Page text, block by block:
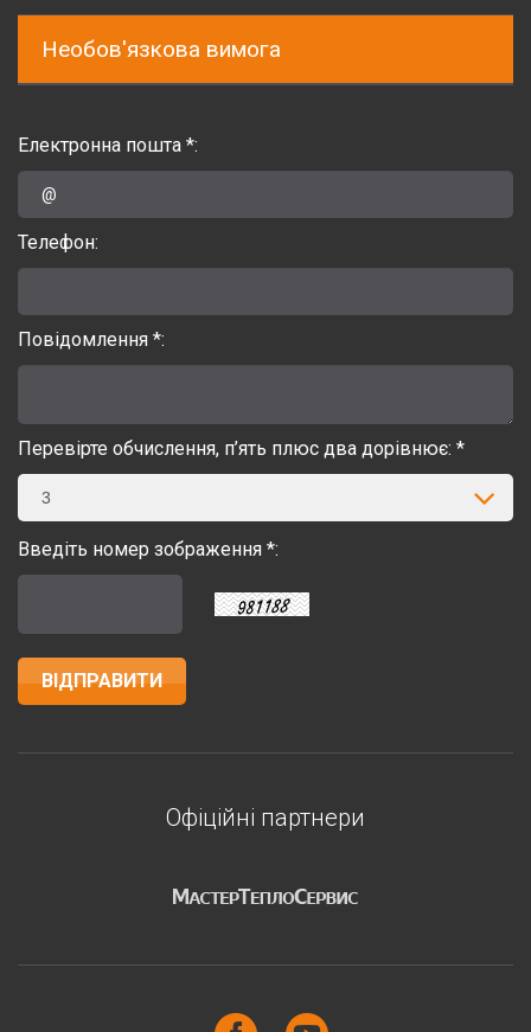
Необов'язкова вимога
Електронна пошта *:
Телефон:
Повідомлення *:
Перевірте обчислення, п’ять плюс два дорівнює: *
3
Введіть номер зображення *:
Офіційні партнери